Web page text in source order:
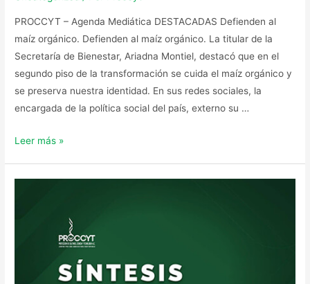
PROCCYT – Agenda Mediática DESTACADAS Defienden al
maíz orgánico. Defienden al maíz orgánico. La titular de la
Secretaría de Bienestar, Ariadna Montiel, destacó que en el
segundo piso de la transformación se cuida el maíz orgánico y
se preserva nuestra identidad. En sus redes sociales, la
encargada de la política social del país, externo su …
Leer más »